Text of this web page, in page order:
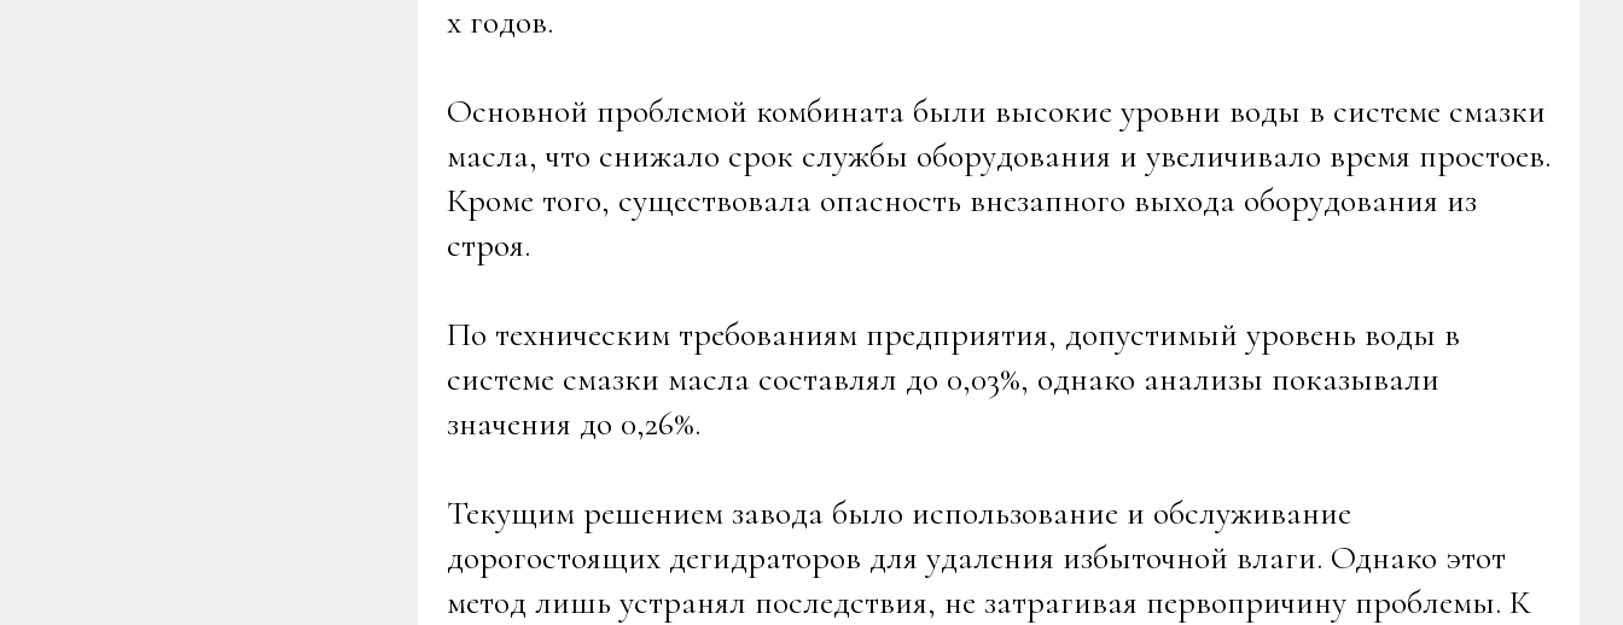
х годов.
Основной проблемой комбината были высокие уровни воды в системе смазки
масла, что снижало срок службы оборудования и увеличивало время простоев.
Кроме того, существовала опасность внезапного выхода оборудования из
строя.
По техническим требованиям предприятия, допустимый уровень воды в
системе смазки масла составлял до 0,03%, однако анализы показывали
значения до 0,26%.
Текущим решением завода было использование и обслуживание
дорогостоящих дегидраторов для удаления избыточной влаги. Однако этот
метод лишь устранял последствия, не затрагивая первопричину проблемы. К